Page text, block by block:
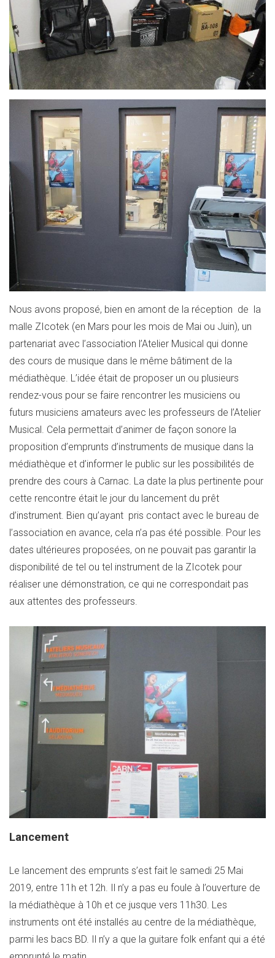
Nous avons proposé, bien en amont de la réception de la
malle ZIcotek (en Mars pour les mois de Mai ou Juin), un
partenariat avec l’association l’Atelier Musical qui donne
des cours de musique dans le même bâtiment de la
médiathèque. L’idée était de proposer un ou plusieurs
rendez-vous pour se faire rencontrer les musiciens ou
futurs musiciens amateurs avec les professeurs de l’Atelier
Musical. Cela permettait d’animer de façon sonore la
proposition d’emprunts d’instruments de musique dans la
médiathèque et d’informer le public sur les possibilités de
prendre des cours à Carnac. La date la plus pertinente pour
cette rencontre était le jour du lancement du prêt
d’instrument. Bien qu’ayant pris contact avec le bureau de
l’association en avance, cela n’a pas été possible. Pour les
dates ultérieures proposées, on ne pouvait pas garantir la
disponibilité de tel ou tel instrument de la ZIcotek pour
réaliser une démonstration, ce qui ne correspondait pas
aux attentes des professeurs.
Lancement
Le lancement des emprunts s’est fait le samedi 25 Mai
2019, entre 11h et 12h. Il n’y a pas eu foule à l’ouverture de
la médiathèque à 10h et ce jusque vers 11h30. Les
instruments ont été installés au centre de la médiathèque,
parmi les bacs BD. Il n’y a que la guitare folk enfant qui a été